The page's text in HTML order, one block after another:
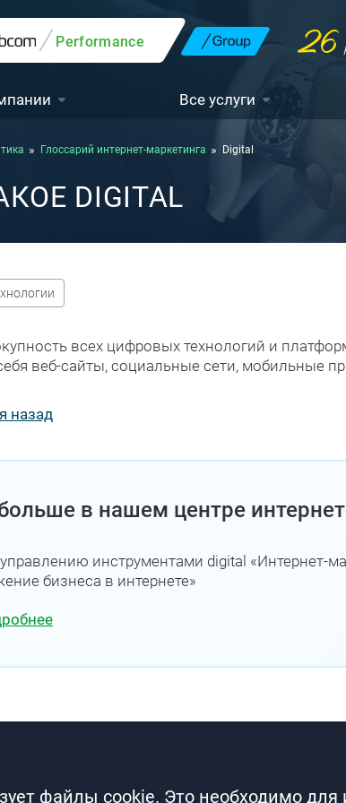
Performance 26
Все услуги
Глоссарий интернет-маркетинга Digital
DIGITAL
всех цифровых технологий и
веб-сайты, социальные сети, мобильные
назад
в нашем центре
инструментами digital «Интернет-
бизнеса в интернете»
файлы cookie. Это необходимо